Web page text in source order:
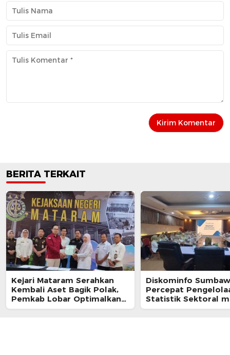
BERITA TERKAIT
Kejari Mataram Serahkan
Kembali Aset Bagik Polak,
Pemkab Lobar Optimalkan
untuk PAD
Diskominfo
Percepat
Statistik Sektoral
WALIDATA SIPD-RI